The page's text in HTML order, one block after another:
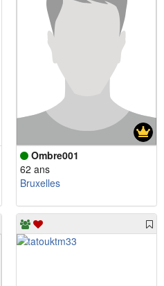
Ombre001
62 ans
Bruxelles